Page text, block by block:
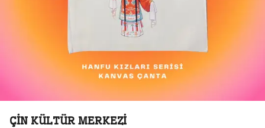
ÇİN KÜLTÜR MERKEZİ